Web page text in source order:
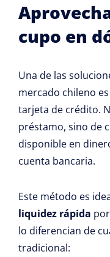
cupo en
Una de las
mercado chileno
tarjeta de crédito.
préstamo, sino de
disponible en
cuenta bancaria.
Este método es
liquidez rápida
lo diferencian de
tradicional: